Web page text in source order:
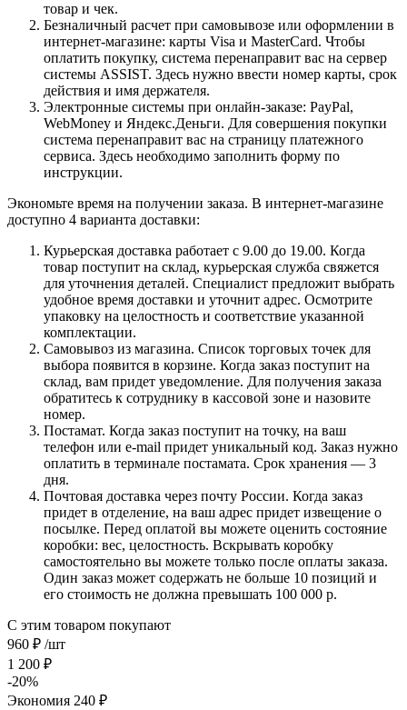
товар и чек.
Безналичный расчет при самовывозе или оформлении в
интернет-магазине: карты Visa и MasterCard. Чтобы
оплатить покупку, система перенаправит вас на сервер
системы ASSIST. Здесь нужно ввести номер карты, срок
действия и имя держателя.
Электронные системы при онлайн-заказе: PayPal,
WebMoney и Яндекс.Деньги. Для совершения покупки
система перенаправит вас на страницу платежного
сервиса. Здесь необходимо заполнить форму по
инструкции.
Экономьте время на получении заказа. В интернет-магазине
доступно 4 варианта доставки:
Курьерская доставка работает с 9.00 до 19.00. Когда
товар поступит на склад, курьерская служба свяжется
для уточнения деталей. Специалист предложит выбрать
удобное время доставки и уточнит адрес. Осмотрите
упаковку на целостность и соответствие указанной
комплектации.
Самовывоз из магазина. Список торговых точек для
выбора появится в корзине. Когда заказ поступит на
склад, вам придет уведомление. Для получения заказа
обратитесь к сотруднику в кассовой зоне и назовите
номер.
Постамат. Когда заказ поступит на точку, на ваш
телефон или e-mail придет уникальный код. Заказ нужно
оплатить в терминале постамата. Срок хранения — 3
дня.
Почтовая доставка через почту России. Когда заказ
придет в отделение, на ваш адрес придет извещение о
посылке. Перед оплатой вы можете оценить состояние
коробки: вес, целостность. Вскрывать коробку
самостоятельно вы можете только после оплаты заказа.
Один заказ может содержать не больше 10 позиций и
его стоимость не должна превышать 100 000 р.
С этим товаром покупают
960 ₽ /шт
1 200 ₽
-20%
Экономия 240 ₽